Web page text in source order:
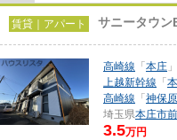
賃貸｜アパート サニータウン
高崎線 「 本庄
上越新幹線 「
高崎線 「 神保原
埼玉県本庄市
3.5万円